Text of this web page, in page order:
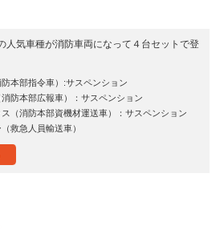
人気車種が消防車両になって４台セットで登
防本部指令車）:サスペンション
消防本部広報車）：サスペンション
ス（消防本部資機材運送車）：サスペンション
救急人員輸送車）